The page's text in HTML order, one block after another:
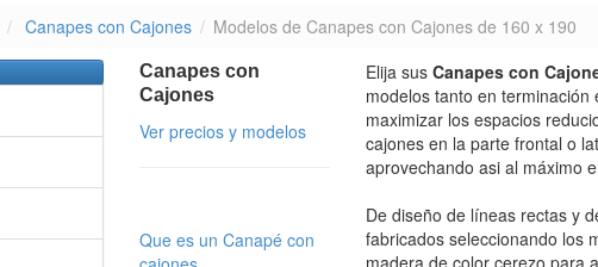
Canapes con Cajones Modelos de Canapes con Cajones de 160 x 190
Canapes con
Cajones
Ver precios y modelos
Que es un Canapé con
Elija sus Canapes con
modelos tanto en
maximizar los espacios
cajones en la parte frontal o
aprovechando asi al máximo
De diseño de líneas rectas y
fabricados seleccionando los
madera de color cerezo para